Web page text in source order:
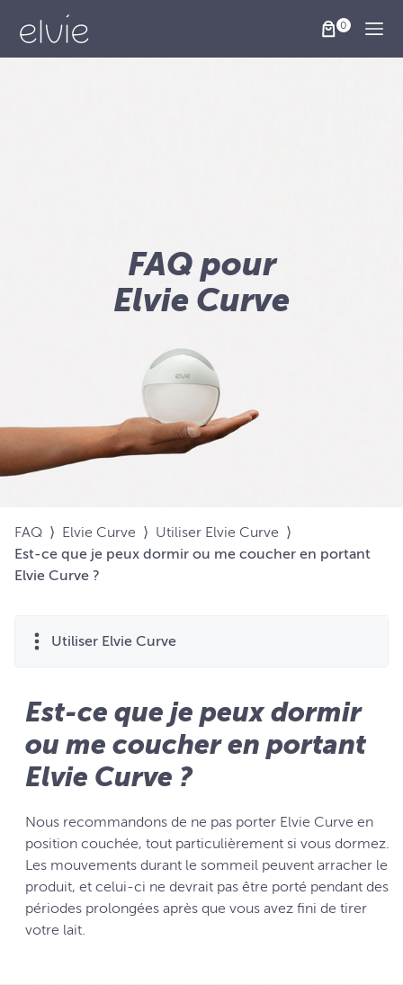
FAQ pour
Elvie Curve
FAQ ⟩ Elvie Curve ⟩ Utiliser Elvie Curve ⟩
Est-ce que je peux dormir ou me coucher en portant
Elvie Curve ?
Utiliser Elvie Curve
Est-ce que je peux dormir
ou me coucher en portant
Elvie Curve ?
Nous recommandons de ne pas porter Elvie Curve en
position couchée, tout particulièrement si vous dormez.
Les mouvements durant le sommeil peuvent arracher le
produit, et celui-ci ne devrait pas être porté pendant des
périodes prolongées après que vous avez fini de tirer
votre lait.